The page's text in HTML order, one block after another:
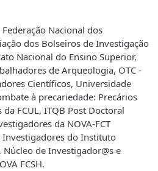
Federação Nacional dos
dos Bolseiros de Investigação
Nacional do Ensino Superior,
de Arqueologia, OTC -
Científicos, Universidade
à precariedade: Precários
FCUL, ITQB Post Doctoral
da NOVA-FCT
Investigadores do Instituto
Núcleo de Investigador@s e
FCSH.